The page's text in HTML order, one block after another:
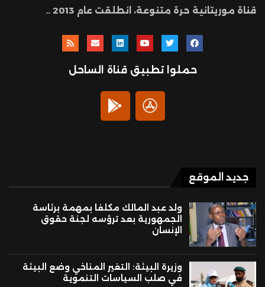
قناة موريتانية حرة متنوعة، انطلقت عام 2013 ..
حملوا تطبيق قناة الساحل
جديد الموقع
ولد عبد المالك مكلفا بمهمة برئاسة
الجمهورية بعد ترؤسه لجنة حقوق
الإنسان
وزيرة البيئة: التغير المناخي وضع البيئة
في صلب السياسات التنموية